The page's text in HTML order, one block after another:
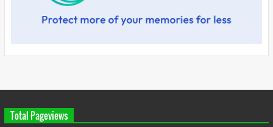
Total Pageviews